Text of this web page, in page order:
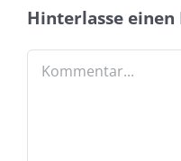
Hinterlasse
Kommentar